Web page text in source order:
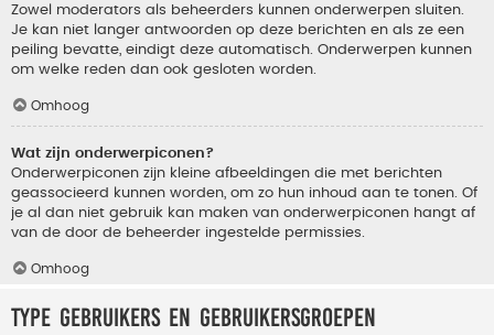
Zowel moderators als beheerders kunnen onderwerpen sluiten.
Je kan niet langer antwoorden op deze berichten en als ze een
peiling bevatte, eindigt deze automatisch. Onderwerpen kunnen
om welke reden dan ook gesloten worden.
Omhoog
Wat zijn onderwerpiconen?
Onderwerpiconen zijn kleine afbeeldingen die met berichten
geassocieerd kunnen worden, om zo hun inhoud aan te tonen. Of
je al dan niet gebruik kan maken van onderwerpiconen hangt af
van de door de beheerder ingestelde permissies.
Omhoog
Type gebruikers en gebruikersgroepen